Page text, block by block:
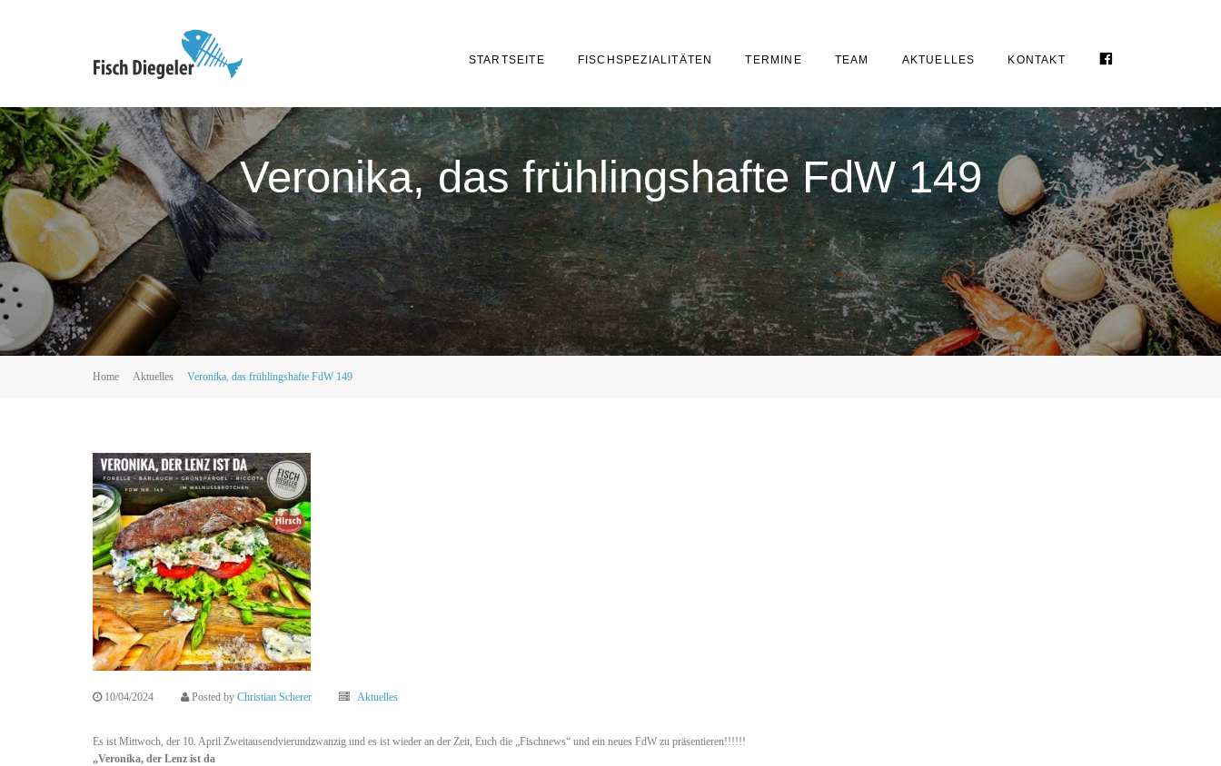
STARTSEITE FISCHSPEZIALITÄTEN TERMINE TEAM AKTUELLES KONTAKT
Veronika, das frühlingshafte FdW 149
Home Aktuelles Veronika, das frühlingshafte FdW 149
10/04/2024 Posted by Christian Scherer Aktuelles
Es ist Mittwoch, der 10. April Zweitausendvierundzwanzig und es ist wieder an der Zeit, Euch die „Fischnews“ und ein neues FdW zu präsentieren!!!!!!
„Veronika, der Lenz ist da